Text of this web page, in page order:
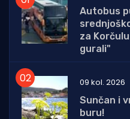
Autobus
za
gurali"
09 kol. 2026
Sunčan i
buru!